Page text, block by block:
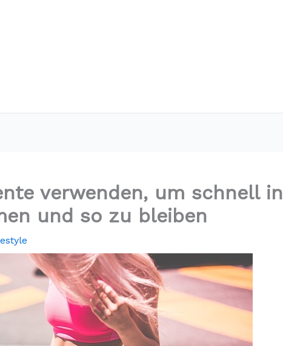
verwenden, um schnell in
und so zu bleiben